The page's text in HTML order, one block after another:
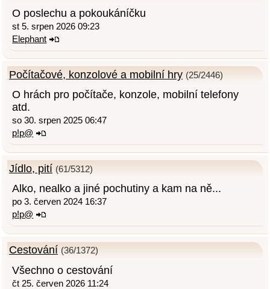
O poslechu a pokoukáníčku
st 5. srpen 2026 09:23
Elephant
Počítačové, konzolové a mobilní hry (25/2446)
O hrách pro počítače, konzole, mobilní telefony
atd.
so 30. srpen 2025 06:47
p!p@
Jídlo, pití (61/5312)
Alko, nealko a jiné pochutiny a kam na ně...
po 3. červen 2024 16:37
p!p@
Cestování (36/1372)
Všechno o cestování
čt 25. červen 2026 11:24